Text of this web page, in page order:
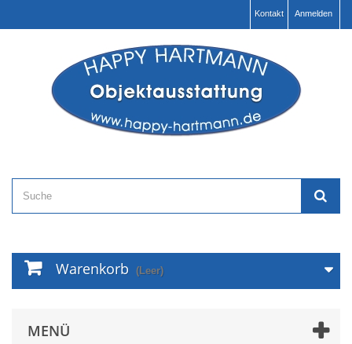
Anmelden
Kontakt
Warenkorb (Leer)
MENÜ